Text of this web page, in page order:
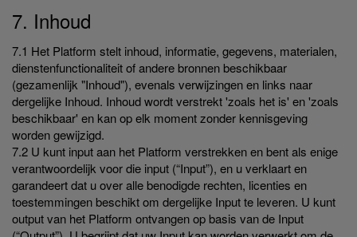
7. Inhoud
7.1 Het Platform stelt inhoud, informatie, gegevens, materialen,
dienstenfunctionaliteit of andere bronnen beschikbaar
(gezamenlijk "Inhoud"), evenals verwijzingen en links naar
dergelijke Inhoud. Inhoud wordt verstrekt 'zoals het is' en 'zoals
beschikbaar' en kan op elk moment zonder kennisgeving
worden gewijzigd.
7.2 U kunt input aan het Platform verstrekken en bent als enige
verantwoordelijk voor die input (“Input”), en u verklaart en
garandeert dat u over alle benodigde rechten, licenties en
toestemmingen beschikt om dergelijke Input te leveren. U kunt
output van het Platform ontvangen op basis van de Input